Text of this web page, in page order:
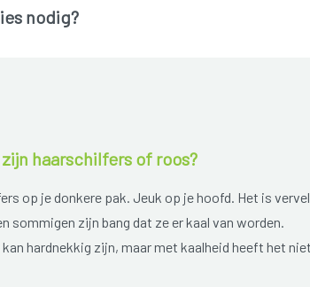
nodig?
haarschilfers of roos?
op je donkere pak. Jeuk op je hoofd. Het is
sommigen zijn bang dat ze er kaal van worden.
kan hardnekkig zijn, maar met kaalheid heeft het